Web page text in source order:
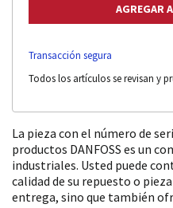
Transacción segura
Todos los artículos se revisan y
La pieza con el número de
productos DANFOSS es un
industriales. Usted puede
calidad de su repuesto o
entrega, sino que también